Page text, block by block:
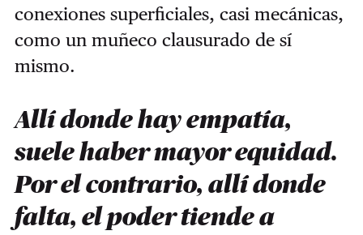
conexiones superficiales, casi mecánicas,
como un muñeco clausurado de sí
mismo.
Allí donde hay empatía,
suele haber mayor equidad.
Por el contrario, allí donde
falta, el poder tiende a